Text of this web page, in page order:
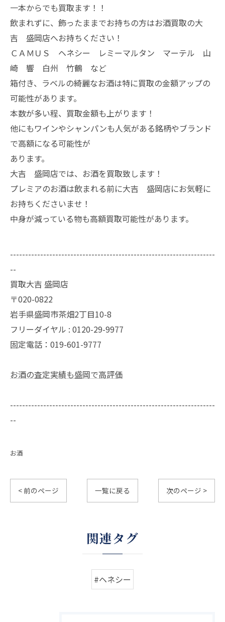
一本からでも買取ます！！
飲まれずに、飾ったままでお持ちの方はお酒買取の大
吉 盛岡店へお持ちください！
ＣＡＭＵＳ ヘネシー レミーマルタン マーテル 山
崎 響 白州 竹鶴 など
箱付き、ラベルの綺麗なお酒は特に買取の金額アップの
可能性があります。
本数が多い程、買取金額も上がります！
他にもワインやシャンパンも人気がある銘柄やブランド
で高額になる可能性が
あります。
大吉 盛岡店では、お酒を買取致します！
プレミアのお酒は飲まれる前に大吉 盛岡店にお気軽に
お持ちくださいませ！
中身が減っている物も高額買取可能性があります。
--------------------------------------------------------------------
--
買取大吉 盛岡店
〒020-0822
岩手県盛岡市茶畑2丁目10-8
フリーダイヤル : 0120-29-9977
固定電話：019-601-9777
お酒の査定実績も盛岡で高評価
--------------------------------------------------------------------
--
お酒
< 前のページ 一覧に戻る 次のページ >
関連タグ
#ヘネシー